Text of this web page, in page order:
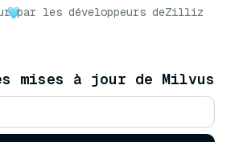
par les développeurs deZilliz
mises à jour de Milvus